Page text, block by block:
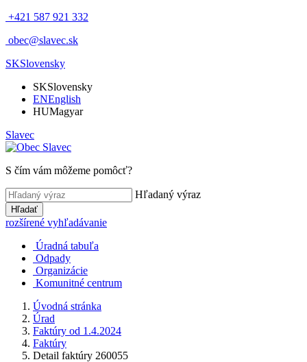
+421 587 921 332
obec@slavec.sk
SKSlovensky
SKSlovensky
ENEnglish
HUMagyar
Slavec
S čím vám môžeme pomôcť?
Hľadaný výraz
Hľadať
rozšírené vyhľadávanie
Úradná tabuľa
Odpady
Organizácie
Komunitné centrum
Úvodná stránka
Úrad
Faktúry od 1.4.2024
Faktúry
Detail faktúry 260055